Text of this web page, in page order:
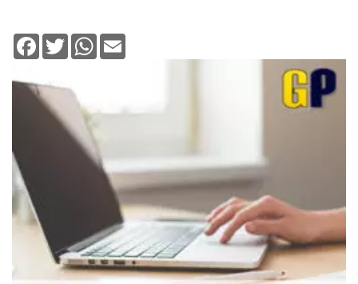
Facebook
TwitterWhatsApp